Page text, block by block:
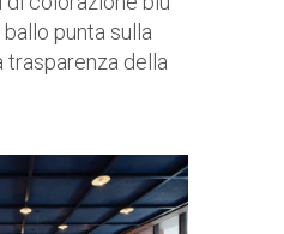
punta sulla
trasparenza della